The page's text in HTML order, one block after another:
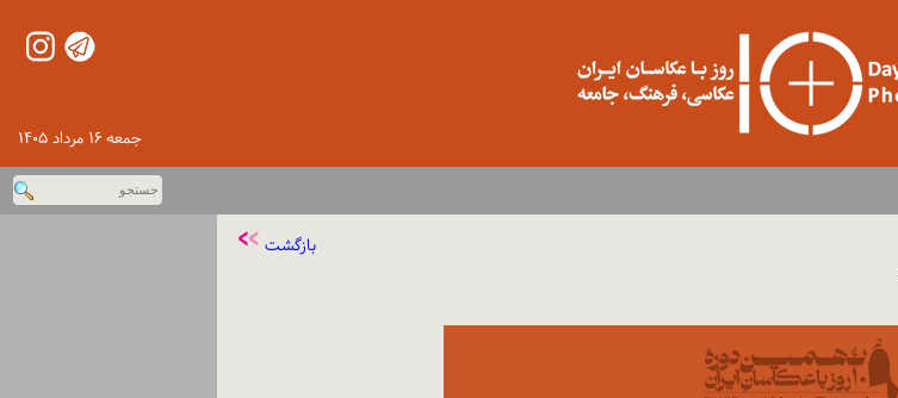
جمعه ۱۶ مرداد ۱۴۰۵
بازگشت